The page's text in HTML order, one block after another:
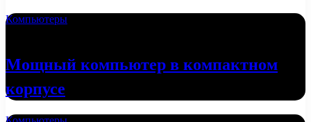
Компьютеры
Мощный компьютер в компактном
корпусе